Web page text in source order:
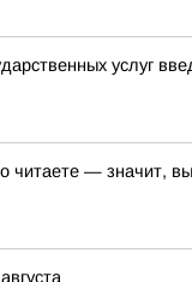
услуг
читаете — значит,